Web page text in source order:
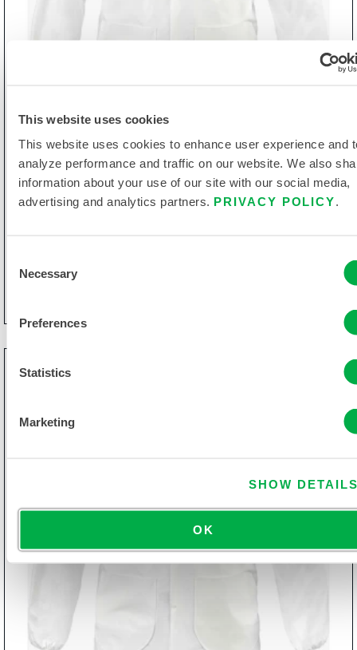
This website uses cookies
This website uses cookies to enhance user experience and
analyze performance and traffic on our website. We also
information about your use of our site with our social media,
advertising and analytics partners. PRIVACY POLICY.
Selection
Necessary
Preferences
Statistics
Marketing
SHOW
OK